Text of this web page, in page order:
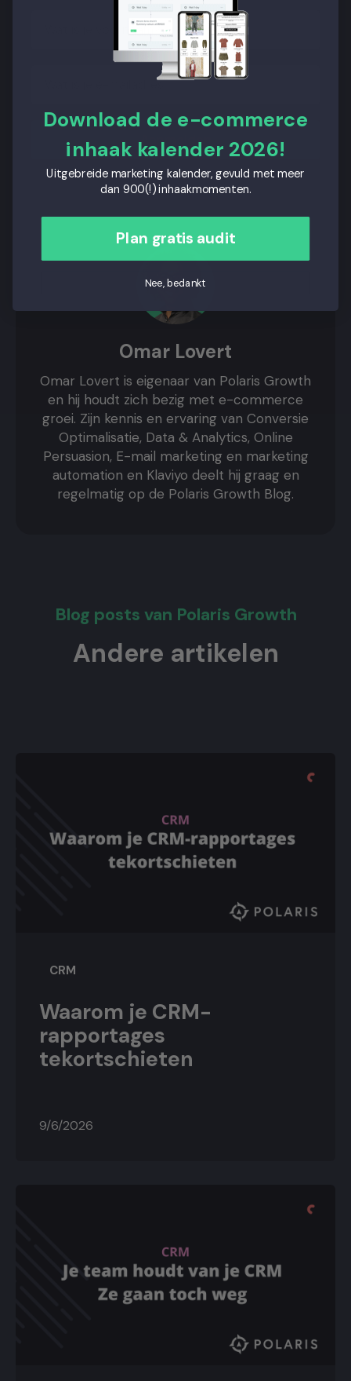
Aanmelden
Omar Lovert
Omar Lovert is eigenaar van Polaris Growth
en hij houdt zich bezig met e-commerce
groei. Zijn kennis en ervaring van Conversie
Optimalisatie, Data & Analytics, Online
Persuasion, E-mail marketing en marketing
automation en Klaviyo deelt hij graag en
regelmatig op de Polaris Growth Blog.
Blog posts van Polaris Growth
Andere artikelen
CRM
Waarom je CRM-
rapportages
tekortschieten
9/6/2026
Download de e-commerce
inhaak kalender 2026!
Uitgebreide marketing kalender, gevuld met meer
dan 900(!) inhaakmomenten.
Plan gratis audit
Nee, bedankt